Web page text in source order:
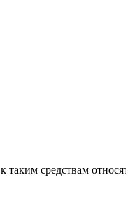
таким средствам